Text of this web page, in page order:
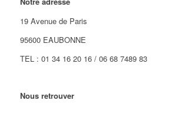
19 Avenue de Paris
95600 EAUBONNE
TEL : 01 34 16 20 16 / 06 68 7489 83
Nous retrouver